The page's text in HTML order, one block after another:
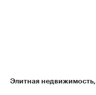
Элитная недвижимость⁠,